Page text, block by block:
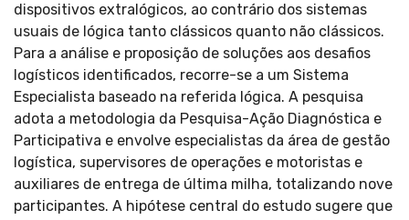
dispositivos extralógicos, ao contrário dos sistemas
usuais de lógica tanto clássicos quanto não clássicos.
Para a análise e proposição de soluções aos desafios
logísticos identificados, recorre-se a um Sistema
Especialista baseado na referida lógica. A pesquisa
adota a metodologia da Pesquisa-Ação Diagnóstica e
Participativa e envolve especialistas da área de gestão
logística, supervisores de operações e motoristas e
auxiliares de entrega de última milha, totalizando nove
participantes. A hipótese central do estudo sugere que